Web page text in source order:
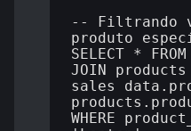
-- Filtrando
produto
SELECT *
JOIN products
WHERE